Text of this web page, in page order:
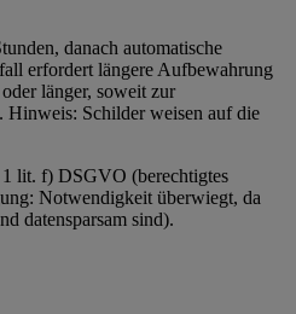
danach automatische
erfordert längere Aufbewahrung
länger, soweit zur
Schilder weisen auf die
lit. f) DSGVO (berechtigtes
Notwendigkeit überwiegt, da
datensparsam sind).